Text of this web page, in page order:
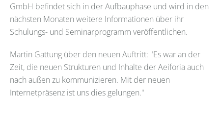
GmbH befindet sich in der Aufbauphase und wird in den
nächsten Monaten weitere Informationen über ihr
Schulungs- und Seminarprogramm veröffentlichen.
Martin Gattung über den neuen Auftritt: "Es war an der
Zeit, die neuen Strukturen und Inhalte der Aeiforia auch
nach außen zu kommunizieren. Mit der neuen
Internetpräsenz ist uns dies gelungen."